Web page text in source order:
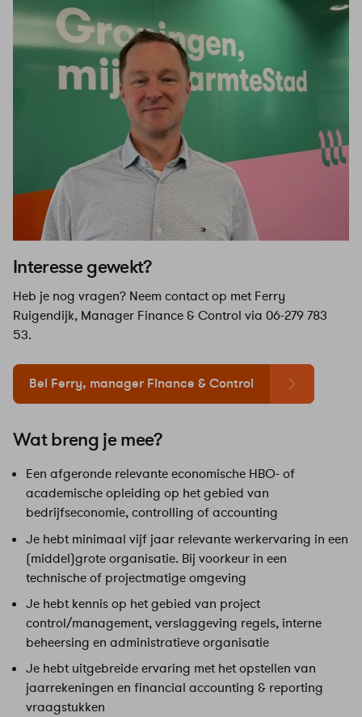
Interesse gewekt?
Heb je nog vragen? Neem contact op met Ferry
Ruigendijk, Manager Finance & Control via 06-279 783
53.
Bel Ferry, manager Finance & Control
Wat breng je mee?
Een afgeronde relevante economische HBO- of
academische opleiding op het gebied van
bedrijfseconomie, controlling of accounting
Je hebt minimaal vijf jaar relevante werkervaring in een
(middel)grote organisatie. Bij voorkeur in een
technische of projectmatige omgeving
Je hebt kennis op het gebied van project
control/management, verslaggeving regels, interne
beheersing en administratieve organisatie
Je hebt uitgebreide ervaring met het opstellen van
jaarrekeningen en financial accounting & reporting
vraagstukken